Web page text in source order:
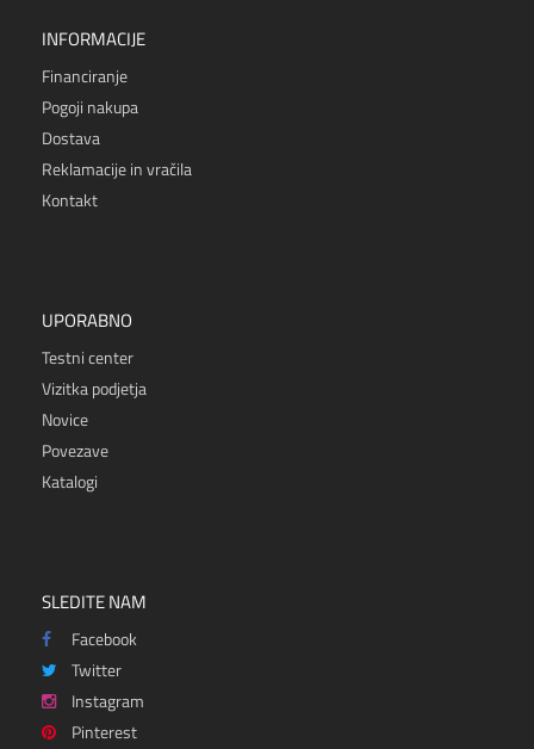
INFORMACIJE
Financiranje
Pogoji nakupa
Dostava
Reklamacije in vračila
Kontakt
UPORABNO
Testni center
Vizitka podjetja
Novice
Povezave
Katalogi
SLEDITE NAM
Facebook
Twitter
Instagram
Pinterest